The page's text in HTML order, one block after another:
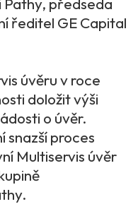
ředitel GE Capital
úvěru v roce
doložit výši
o úvěr.
snazší proces
Multiservis úvěr